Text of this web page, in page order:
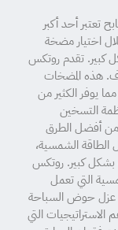
تعتبر أحد أكبر
اختيار مضخة
كبير. تقدم روتكس
هذه المضخات
يوفر الكثير من
2. استخدام أنظمة التسخين
من أفضل الطرق
الطاقة الشمسية،
بشكل كبير. روتكس
التي تعمل
عالية وتقلل من فواتير الطاقة الشهرية. 3. عزل حوض السباحة
التي